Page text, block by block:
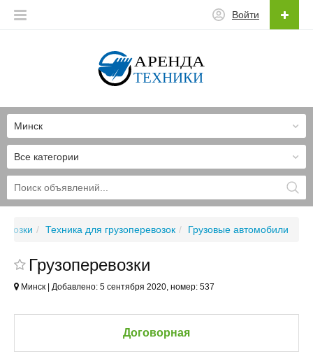
Войти
Все категории
Минск
Техника для грузоперевозок Грузовые автомобили
Грузоперевозки
Минск | Добавлено: 5 сентября 2020, номер: 537
Договорная